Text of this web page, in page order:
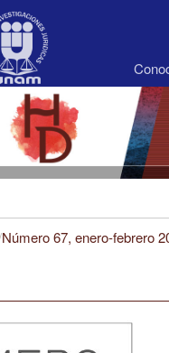
Número 67, enero-febrero